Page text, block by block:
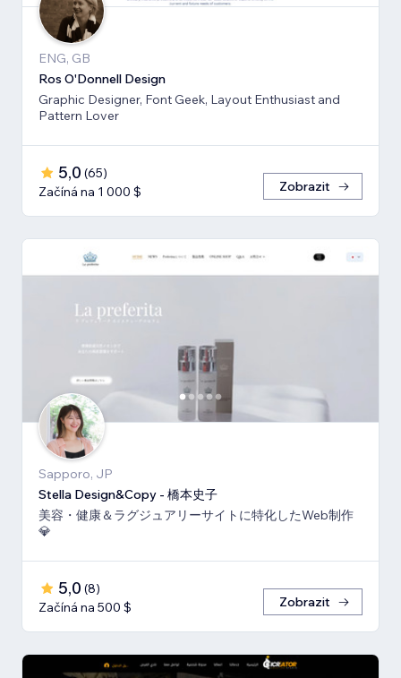
ENG, GB
Ros O'Donnell Design
Graphic Designer, Font Geek, Layout Enthusiast and
Pattern Lover
5,0 (65)
Začíná na 1 000 $
Zobrazit
Sapporo, JP
Stella Design&Copy - 橋本史子
美容・健康＆ラグジュアリーサイトに特化したWeb制作
💎
5,0 (8)
Začíná na 500 $
Zobrazit